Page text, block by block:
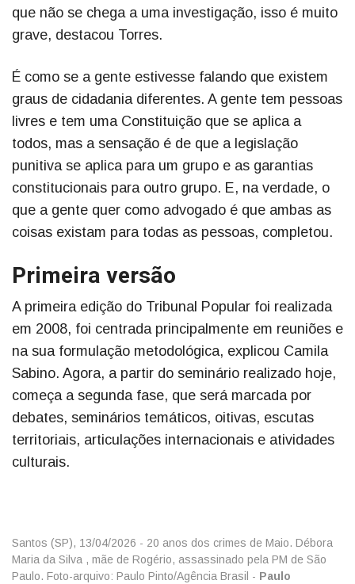
que não se chega a uma investigação, isso é muito
grave, destacou Torres.
É como se a gente estivesse falando que existem
graus de cidadania diferentes. A gente tem pessoas
livres e tem uma Constituição que se aplica a
todos, mas a sensação é de que a legislação
punitiva se aplica para um grupo e as garantias
constitucionais para outro grupo. E, na verdade, o
que a gente quer como advogado é que ambas as
coisas existam para todas as pessoas, completou.
Primeira versão
A primeira edição do Tribunal Popular foi realizada
em 2008, foi centrada principalmente em reuniões e
na sua formulação metodológica, explicou Camila
Sabino. Agora, a partir do seminário realizado hoje,
começa a segunda fase, que será marcada por
debates, seminários temáticos, oitivas, escutas
territoriais, articulações internacionais e atividades
culturais.
Santos (SP), 13/04/2026 - 20 anos dos crimes de Maio. Débora
Maria da Silva , mãe de Rogério, assassinado pela PM de São
Paulo. Foto-arquivo: Paulo Pinto/Agência Brasil - Paulo